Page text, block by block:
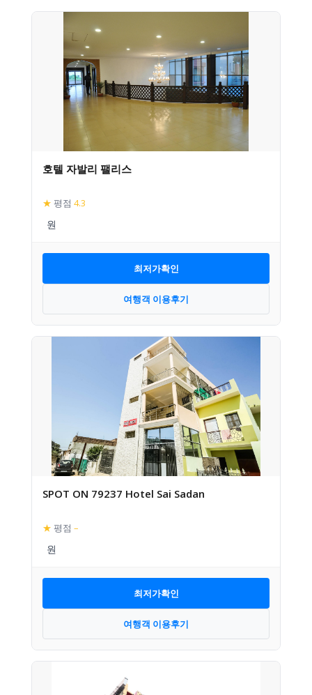
호텔 자발리 팰리스
★ 평점 4.3
최저가확인
여행객 이용후기
SPOT ON 79237 Hotel Sai Sadan
★ 평점 –
최저가확인
여행객 이용후기